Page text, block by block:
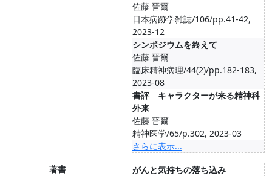
佐藤 晋爾
日本病跡学雑誌/106/pp.41-42,
2023-12
シンポジウムを終えて
佐藤 晋爾
臨床精神病理/44(2)/pp.182-183,
2023-08
書評 キャラクターが来る精神科
外来
佐藤 晋爾
精神医学/65/p.302, 2023-03
さらに表示...
著書
がんと気持ちの落ち込み